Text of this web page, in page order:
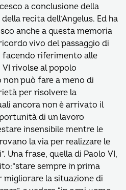
a conclusione della
recita dell’Angelus. Ed ha
anche a questa memoria
vivo del passaggio di
facendo riferimento alle
rivolse al popolo
non può fare a meno di
per risolvere la
ancora non è arrivato il
di un lavoro
insensibile mentre le
la via per realizzare le
Una frase, quella di Paolo VI,
sempre in prima
la situazione di